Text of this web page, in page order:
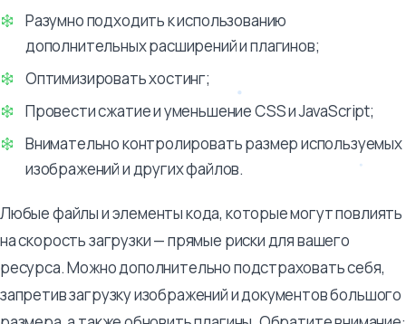
Разумно подходить к использованию
дополнительных расширений и плагинов;
Оптимизировать хостинг;
Провести сжатие и уменьшение CSS и JavaScript;
Внимательно контролировать размер используемых
изображений и других файлов.
Любые файлы и элементы кода, которые могут повлиять
на скорость загрузки — прямые риски для вашего
ресурса. Можно дополнительно подстраховать себя,
запретив загрузку изображений и документов большого